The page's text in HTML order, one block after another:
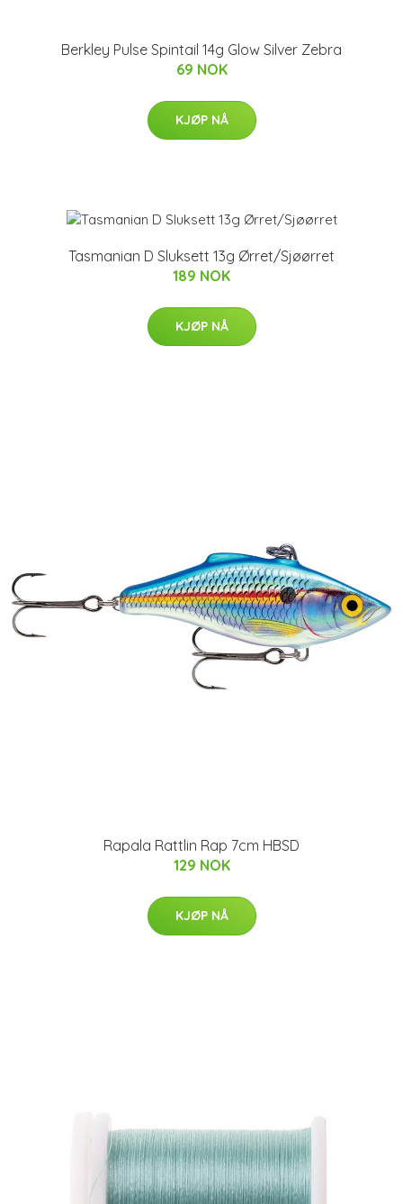
Berkley Pulse Spintail 14g Glow Silver Zebra
69 NOK
KJØP NÅ
Tasmanian D Sluksett 13g Ørret/Sjøørret
189 NOK
KJØP NÅ
Rapala Rattlin Rap 7cm HBSD
129 NOK
KJØP NÅ